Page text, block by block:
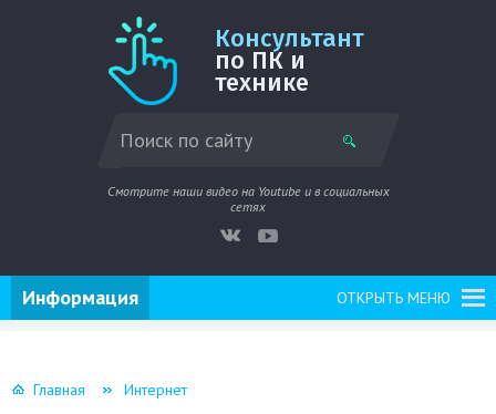
Консультант
по ПК и
технике
Смотрите наши видео на Youtube и в социальных
сетях
ОТКРЫТЬ МЕНЮ
Информация
Главная Интернет